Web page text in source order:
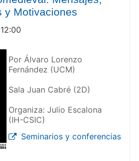
y Motivaciones
Por Álvaro Lorenzo
Fernández (UCM)
Sala Juan Cabré (2D)
Organiza: Julio Escalona
(IH-CSIC)
Seminarios y conferencias